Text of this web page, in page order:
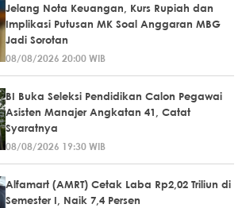
Jelang Nota Keuangan, Kurs Rupiah dan
Implikasi Putusan MK Soal Anggaran MBG
Jadi Sorotan
08/08/2026 20:00 WIB
BI Buka Seleksi Pendidikan Calon Pegawai
Asisten Manajer Angkatan 41, Catat
Syaratnya
08/08/2026 19:30 WIB
Alfamart (AMRT) Cetak Laba Rp2,02 Triliun di
Semester I, Naik 7,4 Persen